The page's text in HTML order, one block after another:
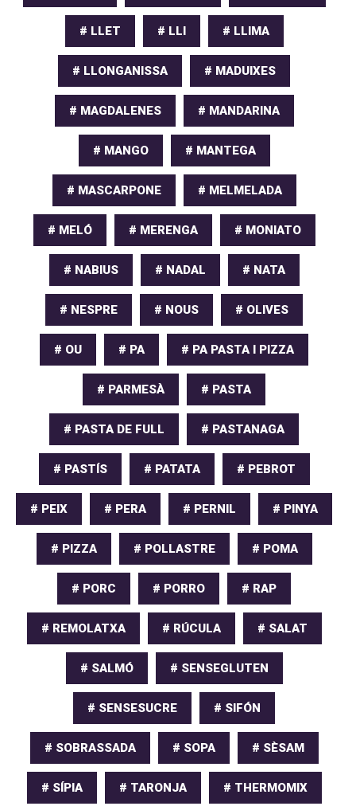
# LLET # LLI # LLIMA
# LLONGANISSA # MADUIXES
# MAGDALENES # MANDARINA
# MANGO # MANTEGA
# MASCARPONE # MELMELADA
# MELÓ # MERENGA # MONIATO
# NABIUS # NADAL # NATA
# NESPRE # NOUS # OLIVES
# OU # PA # PA PASTA I PIZZA
# PARMESÀ # PASTA
# PASTA DE FULL # PASTANAGA
# PASTÍS # PATATA # PEBROT
# PEIX # PERA # PERNIL # PINYA
# PIZZA # POLLASTRE # POMA
# PORC # PORRO # RAP
# REMOLATXA # RÚCULA # SALAT
# SALMÓ # SENSEGLUTEN
# SENSESUCRE # SIFÓN
# SOBRASSADA # SOPA # SÈSAM
# SÍPIA # TARONJA # THERMOMIX